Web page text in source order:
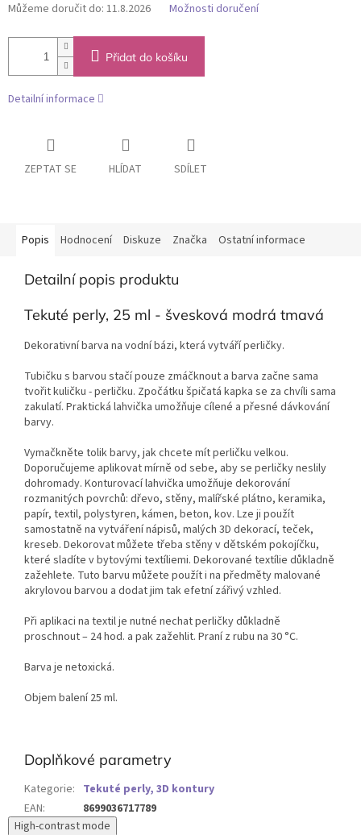
Můžeme doručit do: 11.8.2026 Možnosti doručení
Přidat do košíku
Detailní informace
ZEPTAT SE HLÍDAT SDÍLET
Popis Hodnocení Diskuze Značka Ostatní informace
Detailní popis produktu
Tekuté perly, 25 ml - švesková modrá tmavá
Dekorativní barva na vodní bázi, která vytváří perličky.
Tubičku s barvou stačí pouze zmáčknout a barva začne sama
tvořit kuličku - perličku. Zpočátku špičatá kapka se za chvíli sama
zakulatí. Praktická lahvička umožňuje cílené a přesné dávkování
barvy.
Vymačkněte tolik barvy, jak chcete mít perličku velkou.
Doporučujeme aplikovat mírně od sebe, aby se perličky neslily
dohromady. Konturovací lahvička umožňuje dekorování
rozmanitých povrchů: dřevo, stěny, malířské plátno, keramika,
papír, textil, polystyren, kámen, beton, kov. Lze ji použít
samostatně na vytváření nápisů, malých 3D dekorací, teček,
kreseb. Dekorovat můžete třeba stěny v dětském pokojíčku,
které sladíte v bytovými textíliemi. Dekorované textílie důkladně
zažehlete. Tuto barvu můžete použít i na předměty malované
akrylovou barvou a dodat jim tak efetní zářivý vzhled.
Při aplikaci na textil je nutné nechat perličky důkladně
proschnout – 24 hod. a pak zažehlit. Praní z rubu na 30 °C.
Barva je netoxická.
Objem balení 25 ml.
Doplňkové parametry
Kategorie: Tekuté perly, 3D kontury
EAN:
8699036717789
High-contrast mode